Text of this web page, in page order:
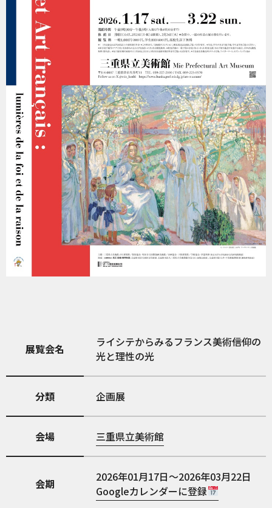
展覧会名
ライシテからみるフランス美術――信仰の
光と理性の光
分類 企画展
会場 三重県立美術館
会期
2026年01月17日～2026年03月22日
Googleカレンダーに登録